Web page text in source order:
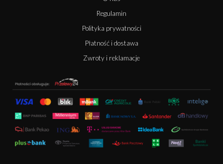
Regulamin
Polityka prywatności
Płatność i dostawa
Zwroty i reklamacje